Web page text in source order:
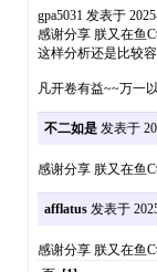
gpa5031 发表于
感谢分享 朕又在鱼
这样分析还是比较
凡开卷有益~~万一
不二如是发表于
感谢分享 朕又在鱼
afflatus发表于
感谢分享 朕又在鱼